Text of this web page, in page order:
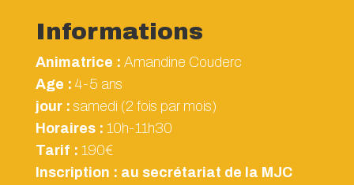
Informations
Animatrice : Amandine Couderc
Age : 4-5 ans
jour : samedi (2 fois par mois)
Horaires : 10h-11h30
Tarif : 190€
Inscription : au secrétariat de la MJC